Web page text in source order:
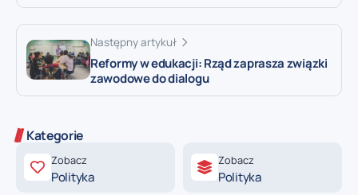
Następny artykuł
Reformy w edukacji: Rząd zaprasza związki
zawodowe do dialogu
Kategorie
Zobacz
Polityka
Zobacz
Polityka